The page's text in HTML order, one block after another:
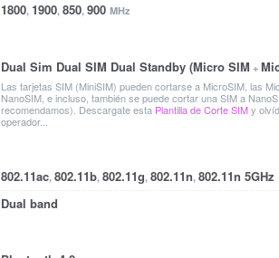
1800, 1900, 850, 900 MHz
Dual Sim Dual SIM Dual Standby (Micro SIM +
Las tarjetas SIM (MiniSIM) pueden cortarse a MicroSIM, las
NanoSIM, e incluso, también se puede cortar una SIM a
recomendamos). Descargate esta Plantilla de Corte SIMy
operador...
802.11ac, 802.11b, 802.11g, 802.11n, 802.11n 5GHz
Dual band